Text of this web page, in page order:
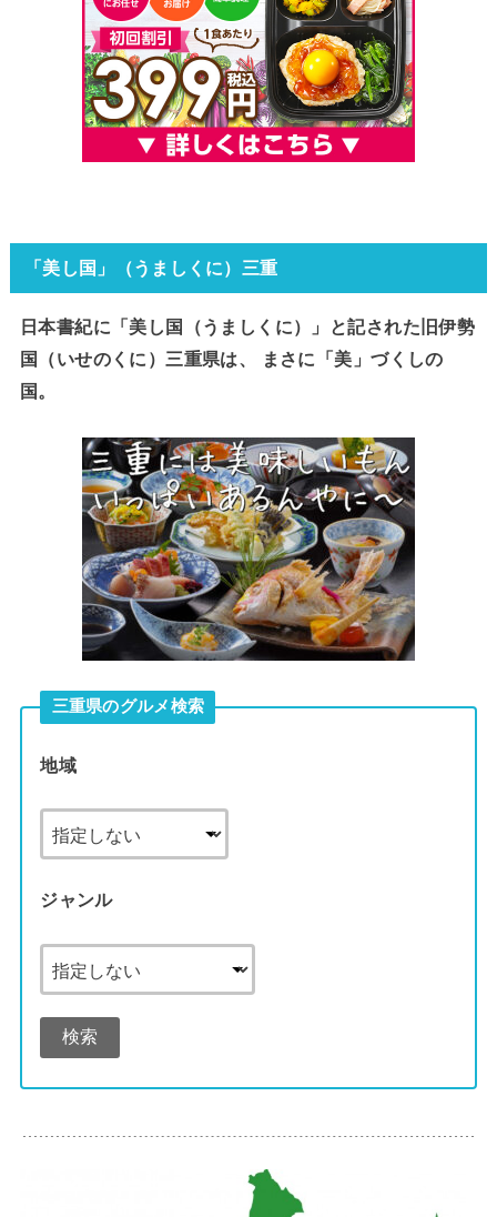
「美し国」（うましくに）三重
日本書紀に「美し国（うましくに）」と記された旧伊勢
国（いせのくに）三重県は、 まさに「美」づくしの
国。
三重県のグルメ検索
地域
ジャンル